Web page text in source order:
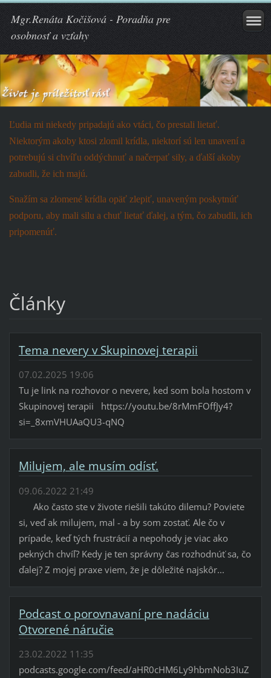
Mgr.Renáta Kočišová - Poradňa pre
osobnosť a vzťahy
Ľudia mi niekedy pripadajú ako vtáci, čo prestali lietať.
Niektorým akoby ktosi zlomil krídla, niektorí sú len unavení a
potrebujú si chvíľu oddýchnuť a načerpať sily, a ďalší akoby
zabudli, že ich majú.
Snažím sa zlomené krídla opäť zlepiť, unaveným poskytnúť
podporu, aby mali silu a chuť lietať ďalej, a tým, čo zabudli, ich
pripomenúť.
Články
Tema nevery v Skupinovej terapii
07.02.2025 19:06
Tu je link na rozhovor o nevere, ked som bola hostom v
Skupinovej terapii https://youtu.be/8rMmFOffJy4?
si=_8xmVHUAaQU3-qNQ
Milujem, ale musím odísť.
09.06.2022 21:49
Ako často ste v živote riešili takúto dilemu? Poviete
si, veď ak milujem, mal - a by som zostať. Ale čo v
prípade, keď tých frustrácií a nepohody je viac ako
pekných chvíľ? Kedy je ten správny čas rozhodnúť sa, čo
ďalej? Z mojej praxe viem, že je dôležité najskôr...
Podcast o porovnavaní pre nadáciu
Otvorené náručie
23.02.2022 11:35
podcasts.google.com/feed/aHR0cHM6Ly9hbmNob3IuZ